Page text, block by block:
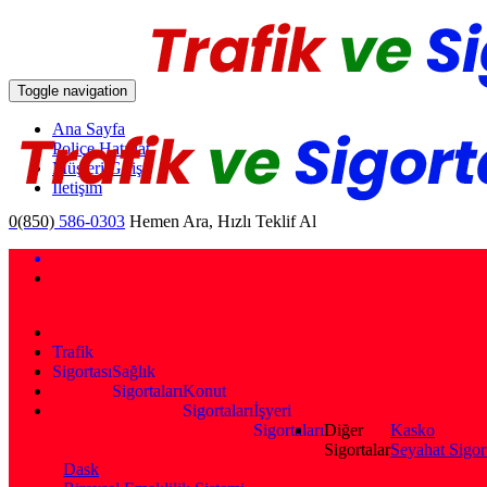
Toggle navigation
Ana Sayfa
Poliçe Hatırlat
Müşteri Girişi
İletişim
0(850) 586-0303 Hemen Ara, Hızlı Teklif Al
Trafik
SigortasıSağlık
SigortalarıKonut
Sigortalarıİşyeri
SigortalarıDiğer
Sigortalar
Kasko
Seyahat
Dask